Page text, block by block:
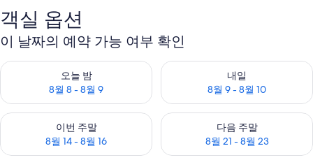
객실 옵션
이 날짜의 예약 가능 여부 확인
오늘 밤
8월 8 - 8월 9
오늘 밤 예약 가능 여부 확인, 8월 8 - 8월 9
내일
8월 9 - 8월 10
내일 예약 가능 여부 확인, 8월
이번 주말
8월 14 - 8월 16
이번 주말 예약 가능 여부 확인, 8월 14 - 8월 16
다음 주말
8월 21 - 8월 23
다음 주말 예약 가능 여부 확인